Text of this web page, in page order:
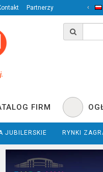
Partnerzy ‹
FIRM
JUBILERSKIE RYNKI